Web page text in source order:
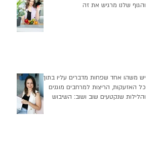
והגוף שלנו מרגיש את זה
יש משהו אחד שפחות מדברים עליו בתוך
כל האזעקות, הריצות למרחבים מוגנים
והלילות שנקטעים שוב ושוב: השיבוש